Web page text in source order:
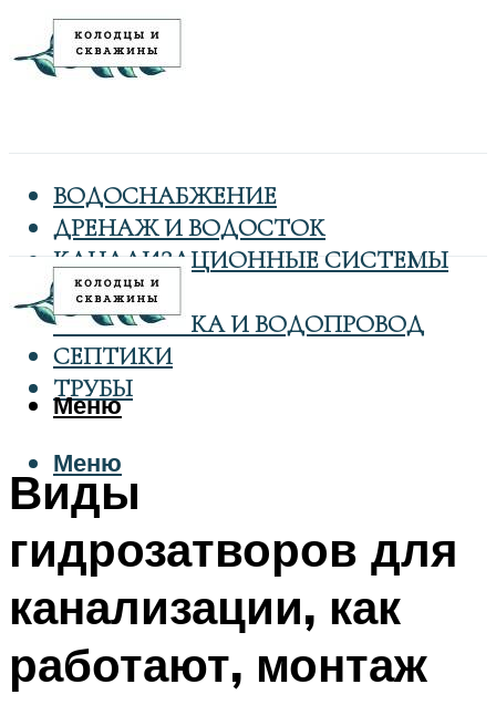
ВОДОСНАБЖЕНИЕ
ДРЕНАЖ И ВОДОСТОК
КАНАЛИЗАЦИОННЫЕ СИСТЕМЫ
КОЛОДЦЫ
САНТЕХНИКА И ВОДОПРОВОД
СЕПТИКИ
ТРУБЫ
Меню
Меню
Виды
гидрозатворов для
канализации, как
работают, монтаж